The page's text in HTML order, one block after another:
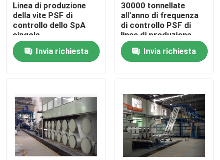
Prodotti
Circa noi
Controllo di qualità
Contattici
Linea di produzione
della vite PSF di
controllo dello SpA
singola
Invia richiesta
30000 tonnellate
all'anno di frequenza
di controllo PSF di
linea di produzione
Invia richiesta